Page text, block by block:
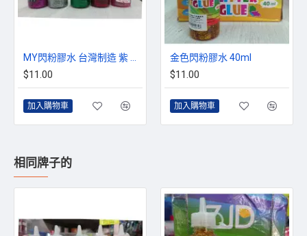
$11.00
加入購物車
金色閃粉膠水 40ml
$11.00
加入購物車
相同牌子的